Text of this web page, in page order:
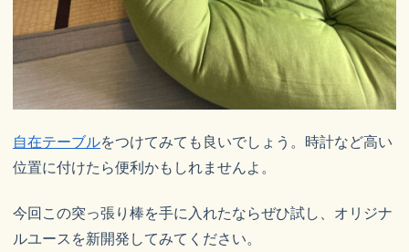
自在テーブルをつけてみても良いでしょう。時計など高い
位置に付けたら便利かもしれませんよ。
今回この突っ張り棒を手に入れたならぜひ試し、オリジナ
ルユースを新開発してみてください。